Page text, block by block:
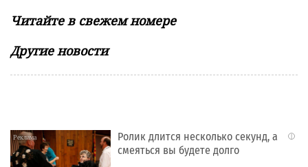
Читайте в свежем номере
Другие новости
i
Ролик длится несколько секунд, а
смеяться вы будете долго